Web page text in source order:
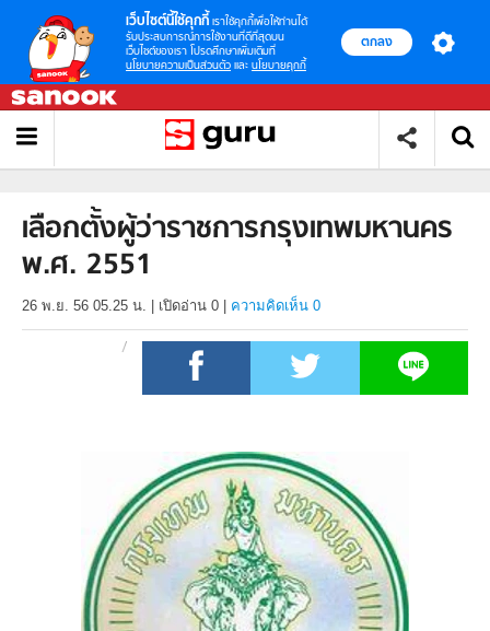
เว็บไซต์นี้ใช้คุกกี้ เราใช้คุกกี้เพื่อให้ท่านได้
รับประสบการณ์การใช้งานที่ดีที่สุดบน
เว็บไซต์ของเรา โปรดศึกษาเพิ่มเติมที่
นโยบายความเป็นส่วนตัว และ นโยบายคุกกี้
ตกลง
เลือกตั้งผู้ว่าราชการกรุงเทพมหานคร
พ.ศ. 2551
26 พ.ย. 56 05.25 น. เปิดอ่าน 0 ความคิดเห็น 0